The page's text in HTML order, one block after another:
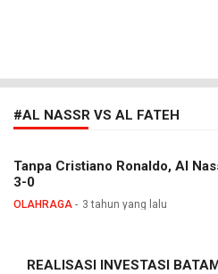
#AL NASSR VS AL FATEH
Tanpa Cristiano Ronaldo, Al
3-0
OLAHRAGA 3 tahun yang lalu
REALISASI INVESTASI